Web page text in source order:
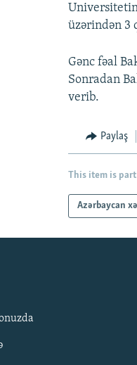
üzərindən 3
Gənc fəal
Sonradan
verib.
Paylaş
This item is
Azərbaycan